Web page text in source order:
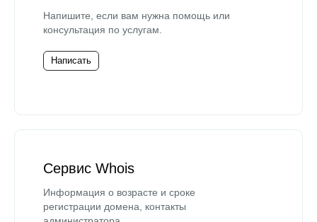
Напишите, если вам нужна помощь или
консультация по услугам.
Написать
Сервис Whois
Информация о возрасте и сроке
регистрации домена, контакты